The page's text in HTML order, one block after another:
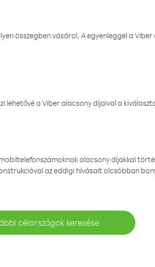
összegben vásárol. A egyenleggel a
lehetővé a Viber alacsony díjaival a
alacsony díjakkal
az eddigi hívásait olcsóbban
célországok keresése